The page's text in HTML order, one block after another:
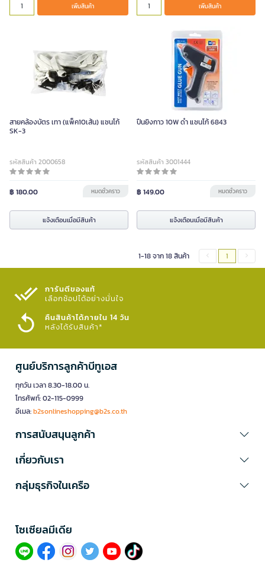
เพิ่มสินค้า เพิ่มสินค้า
สายคล้องบัตร เทา (แพ็ค10เส้น) แซนโก้
SK-3
รหัสสินค้า 2000658
฿ 180.00 หมดชั่วคราว
แจ้งเตือนเมื่อมีสินค้า
ปืนยิงกาว 10W ดำ แซนโก้ 6843
รหัสสินค้า 3001444
฿ 149.00 หมดชั่วคราว
แจ้งเตือนเมื่อมีสินค้า
1-18 จาก 18 สินค้า 1
การันตีของแท้
เลือกช้อปได้อย่างมั่นใจ​
คืนสินค้าได้ภายใน 14 วัน
หลังได้รับสินค้า*
ศูนย์บริการลูกค้าบีทูเอส
ทุกวัน เวลา 8.30-18.00 น.
โทรศัพท์: 02-115-0999
อีเมล:b2sonlineshopping@b2s.co.th
การสนับสนุนลูกค้า
เกี่ยวกับเรา
กลุ่มธุรกิจในเครือ
โซเซียลมีเดีย​